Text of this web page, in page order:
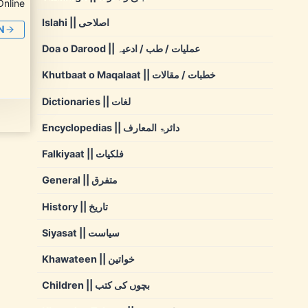
Islahi || اصلاحی
Doa o Darood || عملیات / طب / ادعیہ
Khutbaat o Maqalaat || خطبات / مقالات
Dictionaries || لغات
Encyclopedias || دائرۃ المعارف
Falkiyaat || فلکیات
General || متفرق
History || تاریخ
Siyasat || سیاست
Khawateen || خواتین
Children || بچوں کی کتب